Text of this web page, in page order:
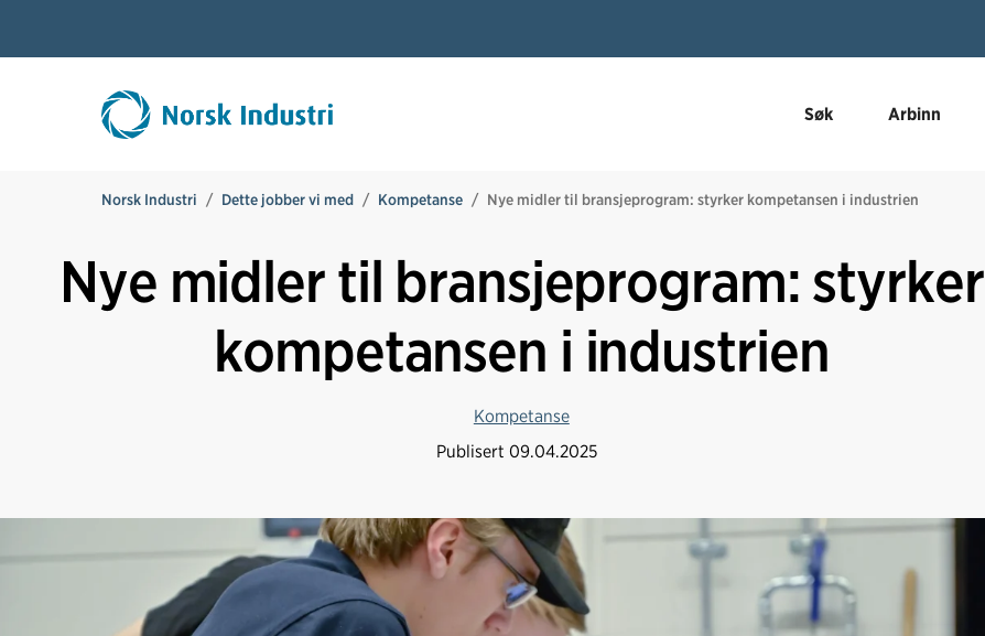
Søk Arbinn
Norsk Industri Dette jobber vi med Kompetanse Nye midler til bransjeprogram: styrker kompetansen i industrien
Nye midler til bransjeprogram: styrker
kompetansen i industrien
Kompetanse
Publisert09.04.2025